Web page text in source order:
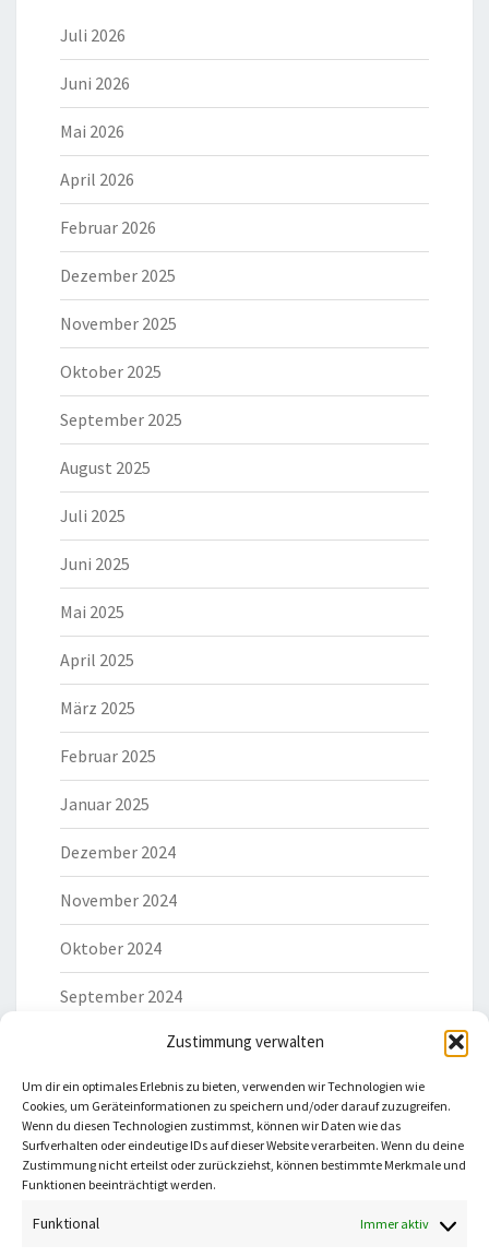
Zustimmung verwalten
Um dir ein optimales Erlebnis zu bieten, verwenden wir Technologien wie
Cookies, um Geräteinformationen zu speichern und/oder darauf zuzugreifen.
Wenn du diesen Technologien zustimmst, können wir Daten wie das
Surfverhalten oder eindeutige IDs auf dieser Website verarbeiten. Wenn du deine
Zustimmung nicht erteilst oder zurückziehst, können bestimmte Merkmale und
Funktionen beeinträchtigt werden.
Funktional Immer aktiv
Juli 2026
Juni 2026
Mai 2026
April 2026
Februar 2026
Dezember 2025
November 2025
Oktober 2025
September 2025
August 2025
Juli 2025
Juni 2025
Mai 2025
April 2025
März 2025
Februar 2025
Januar 2025
Dezember 2024
November 2024
Oktober 2024
September 2024
Du willst keine neuen Beiträge mehr verpassen?
Abonniere meinen Newsletter!